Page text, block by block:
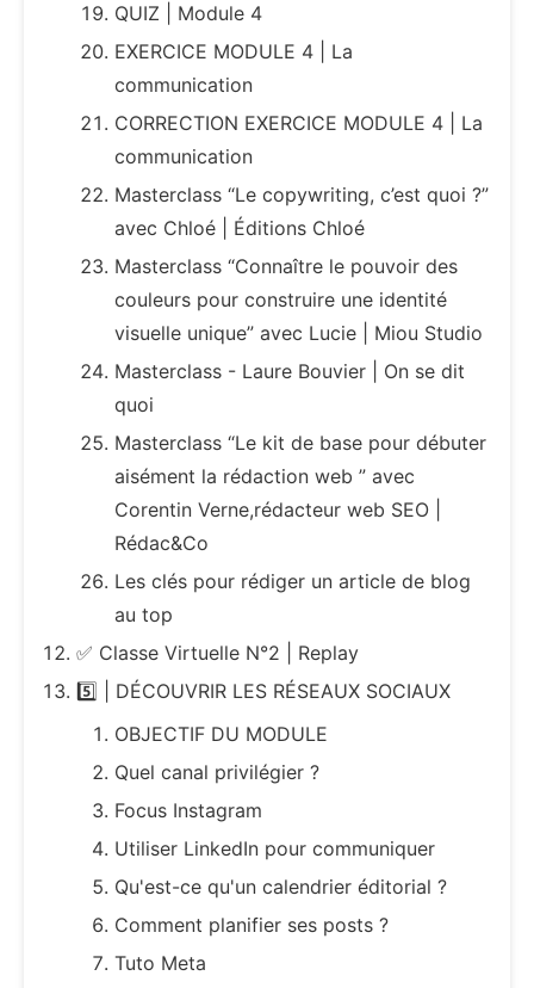
QUIZ | Module 4
EXERCICE MODULE 4 | La
communication
CORRECTION EXERCICE MODULE 4 | La
communication
Masterclass “Le copywriting, c’est quoi ?”
avec Chloé | Éditions Chloé
Masterclass “Connaître le pouvoir des
couleurs pour construire une identité
visuelle unique” avec Lucie | Miou Studio
Masterclass - Laure Bouvier | On se dit
quoi
Masterclass “Le kit de base pour débuter
aisément la rédaction web ” avec
Corentin Verne,rédacteur web SEO |
Rédac&Co
Les clés pour rédiger un article de blog
au top
✅ Classe Virtuelle N°2 | Replay
5️⃣ | DÉCOUVRIR LES RÉSEAUX SOCIAUX
OBJECTIF DU MODULE
Quel canal privilégier ?
Focus Instagram
Utiliser LinkedIn pour communiquer
Qu'est-ce qu'un calendrier éditorial ?
Comment planifier ses posts ?
Tuto Meta